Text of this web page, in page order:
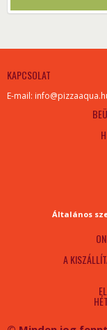
KAPCSOLAT
E-mail:
Általános
A